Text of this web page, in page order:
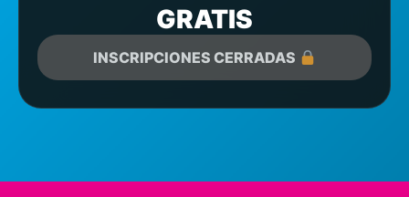
GRATIS
INSCRIPCIONES CERRADAS